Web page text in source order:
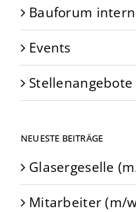
Bauforum intern
Events
Stellenangebote
NEUESTE BEITRÄGE
Glasergeselle
Mitarbeiter (m/